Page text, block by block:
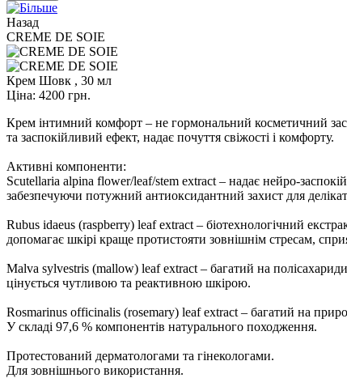
Назад
CREME DE SOIE
Крем Шовк , 30 мл
Ціна: 4200 грн.
Крем інтимний комфорт – не гормональний косметичний
та заспокійливий ефект, надає почуття свіжості і комфорту.
Активні компоненти:
Scutellaria alpina flower/leaf/stem extract – надає нейро-
забезпечуючи потужний антиоксидантний захист для
Rubus idaeus (raspberry) leaf extract – біотехнологічний
допомагає шкірі краще протистояти зовнішнім стресам,
Malva sylvestris (mallow) leaf extract – багатий на
цінується чутливою та реактивною шкірою.
Rosmarinus officinalis (rosemary) leaf extract – багатий на
У складі 97,6 % компонентів натурального походження.
Протестований дерматологами та гінекологами.
Для зовнішнього використання.